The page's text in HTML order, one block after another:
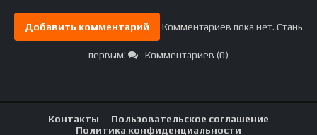
Добавить комментарий Комментариев пока нет. Стань
первым! Комментариев (0)
Контакты
Пользовательское соглашение
Политика конфиденциальности